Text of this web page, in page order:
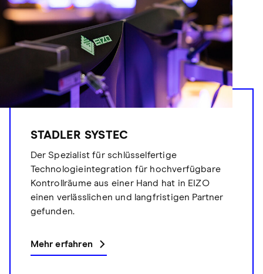
STADLER SYSTEC
Der Spezialist für schlüsselfertige
Technologieintegration für hochverfügbare
Kontrollräume aus einer Hand hat in EIZO
einen verlässlichen und langfristigen Partner
gefunden.
Mehr erfahren